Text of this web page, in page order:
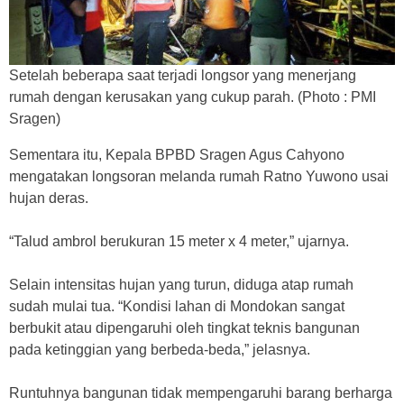
Setelah beberapa saat terjadi longsor yang menerjang
rumah dengan kerusakan yang cukup parah. (Photo : PMI
Sragen)
Sementara itu, Kepala BPBD Sragen Agus Cahyono
mengatakan longsoran melanda rumah Ratno Yuwono usai
hujan deras.
“Talud ambrol berukuran 15 meter x 4 meter,” ujarnya.
Selain intensitas hujan yang turun, diduga atap rumah
sudah mulai tua. “Kondisi lahan di Mondokan sangat
berbukit atau dipengaruhi oleh tingkat teknis bangunan
pada ketinggian yang berbeda-beda,” jelasnya.
Runtuhnya bangunan tidak mempengaruhi barang berharga